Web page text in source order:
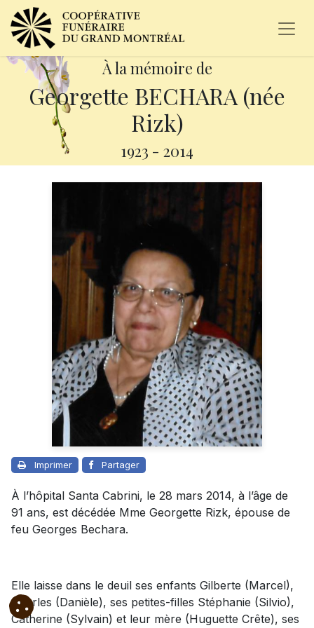
À la mémoire de
Georgette BECHARA (née
Rizk)
1923 - 2014
Imprimer Partager
À l’hôpital Santa Cabrini, le 28 mars 2014, à l’âge de
91 ans, est décédée Mme Georgette Rizk, épouse de
feu Georges Bechara.
Elle laisse dans le deuil ses enfants Gilberte (Marcel),
Charles (Danièle), ses petites-filles Stéphanie (Silvio),
Catherine (Sylvain) et leur mère (Huguette Crête), ses